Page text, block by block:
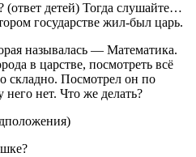
детей) Тогда слушайте…
государстве жил-был царь.
называлась — Математика.
в царстве, посмотреть всё
складно. Посмотрел он по
нет. Что же делать?